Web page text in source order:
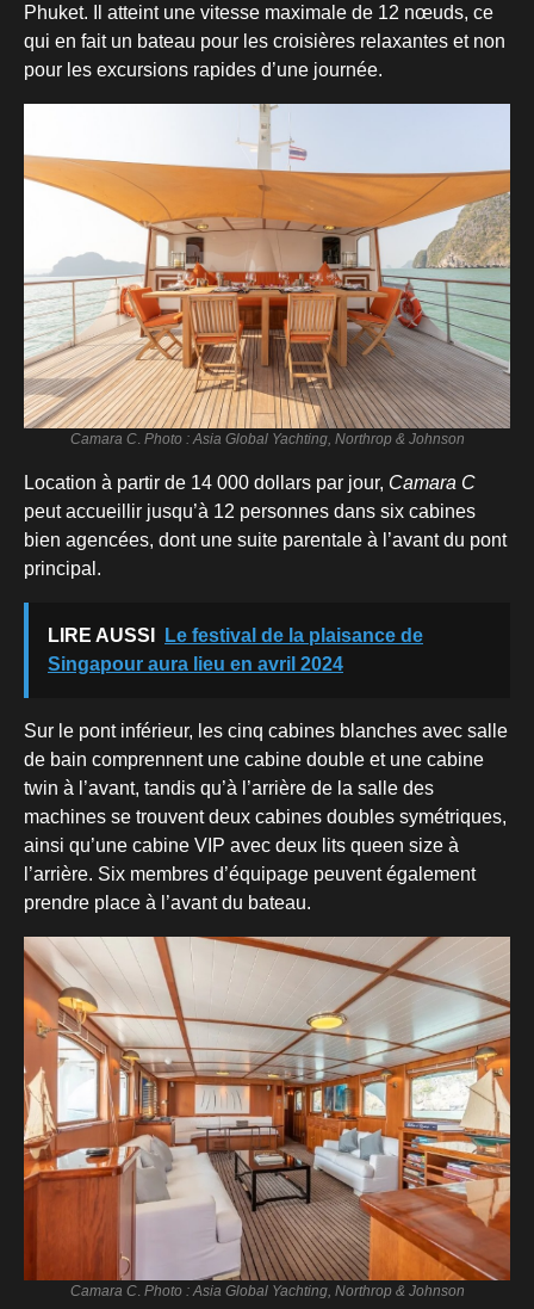
Phuket. Il atteint une vitesse maximale de 12 nœuds, ce
qui en fait un bateau pour les croisières relaxantes et non
pour les excursions rapides d’une journée.
Camara C. Photo : Asia Global Yachting, Northrop & Johnson
Location à partir de 14 000 dollars par jour, Camara C
peut accueillir jusqu’à 12 personnes dans six cabines
bien agencées, dont une suite parentale à l’avant du pont
principal.
LIRE AUSSI
Le festival de la plaisance de
Singapour aura lieu en avril 2024
Sur le pont inférieur, les cinq cabines blanches avec salle
de bain comprennent une cabine double et une cabine
twin à l’avant, tandis qu’à l’arrière de la salle des
machines se trouvent deux cabines doubles symétriques,
ainsi qu’une cabine VIP avec deux lits queen size à
l’arrière. Six membres d’équipage peuvent également
prendre place à l’avant du bateau.
Camara C. Photo : Asia Global Yachting, Northrop & Johnson